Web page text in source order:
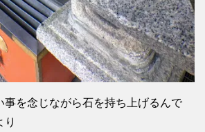
事を念じながら石を持ち上げるんで
り